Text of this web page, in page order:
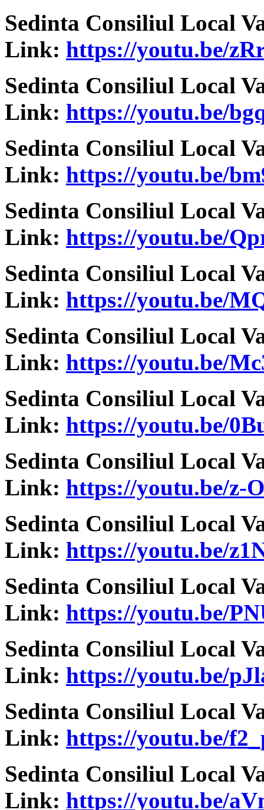
Sedinta Consiliul Local
Link: https://youtu.be/
Sedinta Consiliul Local
Link: https://youtu.be/
Sedinta Consiliul Local
Link: https://youtu.be/
Sedinta Consiliul Local
Link: https://youtu.be/
Sedinta Consiliul Local
Link: https://youtu.be/
Sedinta Consiliul Local
Link: https://youtu.be/
Sedinta Consiliul Local
Link: https://youtu.be/
Sedinta Consiliul Local
Link: https://youtu.be/z-
Sedinta Consiliul Local
Link: https://youtu.be/
Sedinta Consiliul Local
Link: https://youtu.be/
Sedinta Consiliul Local
Link: https://youtu.be/
Sedinta Consiliul Local
Link: https://youtu.be/
Sedinta Consiliul Local
Link: https://youtu.be/